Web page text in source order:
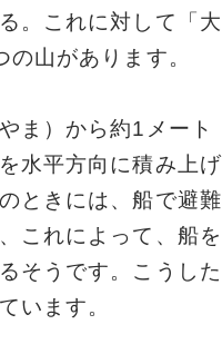
。これに対して「大
山があります。
ま）から約1メート
水平方向に積み上げ
ときには、船で避難
これによって、船を
そうです。こうした
います。